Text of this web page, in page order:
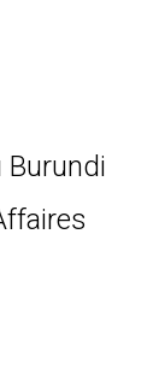
Burundi